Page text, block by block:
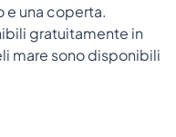
e una coperta.
gratuitamente in
mare sono disponibili